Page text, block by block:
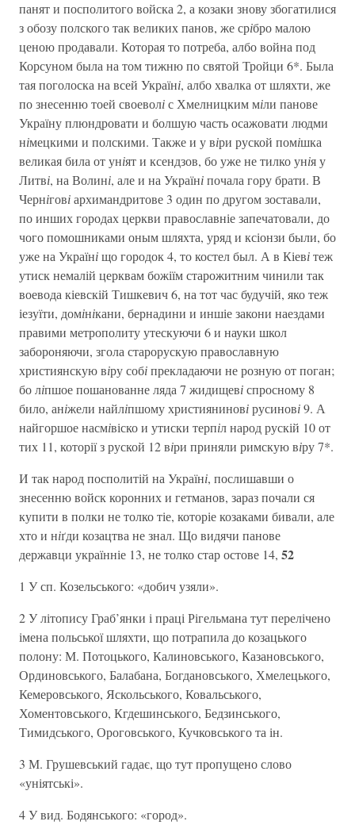
панят и посполитого войска 2, а козаки знову збогатилися
з обозу полского так великих панов, же срібро малою
ценою продавали. Которая то потреба, албо война под
Корсуном была на том тижню по святой Тройци 6*. Была
тая поголоска на всей Україні, албо хвалка от шляхти, же
по знесенню тоей своеволіс Хмелницким міли панове
Україну плюндровати и болшую часть осажовати людми
німецкими и полскими. Также и у віри руской помішка
великая била от уніят и ксендзов, бо уже не тилко унія у
Литві, на Волині, але и на Україніпочала гору брати. В
Черніговіархимандритове 3 один по другом зоставали,
по инших городах церкви православніе запечатовали, до
чого помошниками оным шляхта, уряд и ксіонзи были, бо
уже на Україніщо городок 4, то костел был. А в Кіевітеж
утиск немалій церквам божіїм старожитним чинили так
воевода кіевскій Тишкевич 6, на тот час будучій, яко теж
іезуїти, домінікани, бернадини и иншіе закони наездами
правими метрополиту утескуючи 6 и науки школ
забороняючи, згола старорускую православную
християнскую віру собіпрекладаючи не розную от поган;
бо ліпшое пошанованне ляда 7 жидищевіспросному 8
било, аніжели найліпшому християниновірусинові9. А
найгоршое насмівіско и утиски терпіл народ рускій 10 от
тих 11, которії з руской 12 віри приняли римскую віру 7*.
И так народ посполитій на Україні, послишавши о
знесенню войск коронних и гетманов, зараз почали ся
купити в полки не толко тіе, которіе козаками бивали, але
хто и ніґди козацтва не знал. Що видячи панове
державци українніе 13, не толко стар остове 14, 52
1 У сп. Козельського: «добич узяли».
2 У літопису Граб’янки і праці Рігельмана тут перелічено
імена польської шляхти, що потрапила до козацького
полону: М. Потоцького, Калиновського, Казановського,
Ординовського, Балабана, Богдановського, Хмелецького,
Кемеровського, Яскольського, Ковальського,
Хоментовського, Кгдешинського, Бедзинського,
Тимидського, Ороговського, Кучковського та ін.
3 М. Грушевський гадає, що тут пропущено слово
«уніятські».
4 У вид. Бодянського: «город».